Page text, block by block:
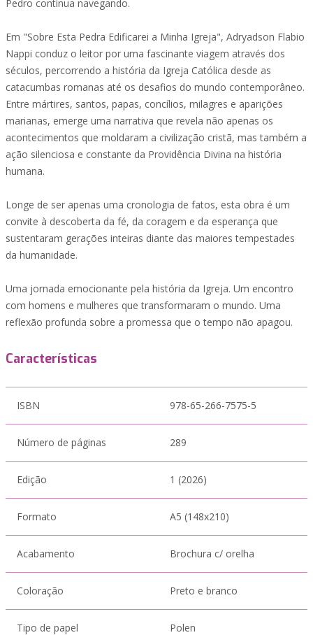
Pedro continua navegando.
Em "Sobre Esta Pedra Edificarei a Minha Igreja", Adryadson Flabio
Nappi conduz o leitor por uma fascinante viagem através dos
séculos, percorrendo a história da Igreja Católica desde as
catacumbas romanas até os desafios do mundo contemporâneo.
Entre mártires, santos, papas, concílios, milagres e aparições
marianas, emerge uma narrativa que revela não apenas os
acontecimentos que moldaram a civilização cristã, mas também a
ação silenciosa e constante da Providência Divina na história
humana.
Longe de ser apenas uma cronologia de fatos, esta obra é um
convite à descoberta da fé, da coragem e da esperança que
sustentaram gerações inteiras diante das maiores tempestades
da humanidade.
Uma jornada emocionante pela história da Igreja. Um encontro
com homens e mulheres que transformaram o mundo. Uma
reflexão profunda sobre a promessa que o tempo não apagou.
Características
ISBN 978-65-266-7575-5
Número de páginas 289
Edição 1 (2026)
Formato A5 (148x210)
Acabamento Brochura c/ orelha
Coloração Preto e branco
Tipo de papel Polen